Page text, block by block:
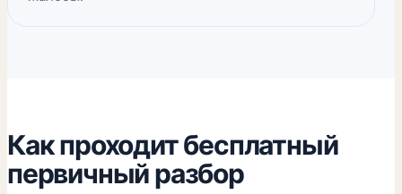
Как проходит бесплатный
первичный разбор